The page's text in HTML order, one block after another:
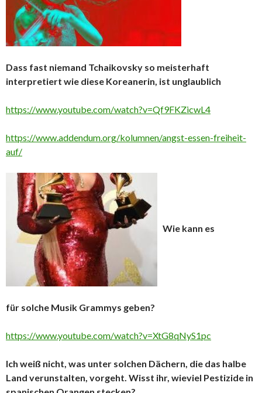
Dass fast niemand Tchaikovsky so meisterhaft
interpretiert wie diese Koreanerin, ist unglaublich
https://www.youtube.com/watch?v=Qf9FKZicwL4
https://www.addendum.org/kolumnen/angst-essen-freiheit-
auf/
Wie kann es
für solche Musik Grammys geben?
https://www.youtube.com/watch?v=XtG8qNyS1pc
Ich weiß nicht, was unter solchen Dächern, die das halbe
Land verunstalten, vorgeht. Wisst ihr, wieviel Pestizide in